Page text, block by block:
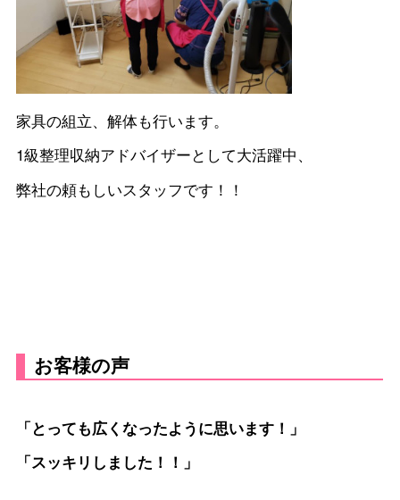
家具の組立、解体も行います。
1級整理収納アドバイザーとして大活躍中、
弊社の頼もしいスタッフです！！
「とっても広くなったように思います！」
「スッキリしました！！」